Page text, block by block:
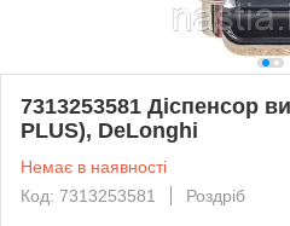
7313253581 Діспенсор
PLUS), DeLonghi
Немає в наявності
Код: 7313253581
Роздріб